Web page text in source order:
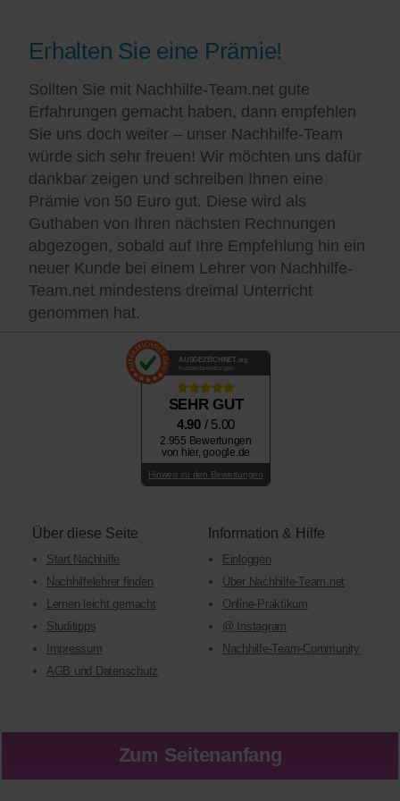
Erhalten Sie eine Prämie!
Sollten Sie mit Nachhilfe-Team.net gute
Erfahrungen gemacht haben, dann empfehlen
Sie uns doch weiter – unser Nachhilfe-Team
würde sich sehr freuen! Wir möchten uns dafür
dankbar zeigen und schreiben Ihnen eine
Prämie von 50 Euro gut. Diese wird als
Guthaben von Ihren nächsten Rechnungen
abgezogen, sobald auf Ihre Empfehlung hin ein
neuer Kunde bei einem Lehrer von Nachhilfe-
Team.net mindestens dreimal Unterricht
genommen hat.
AUSGEZEICHNET .org
Kundenbewertungen
SEHR GUT
4.90 / 5.00
2.955 Bewertungen
von hier, google.de
Hinweis zu den Bewertungen
Über diese Seite
Start Nachhilfe
Nachhilfelehrer finden
Lernen leicht gemacht
Studitipps
Impressum
AGB und Datenschutz
Information & Hilfe
Einloggen
Über Nachhilfe-Team.net
Online-Praktikum
@ Instagram
Nachhilfe-Team-Community
Zum Seitenanfang